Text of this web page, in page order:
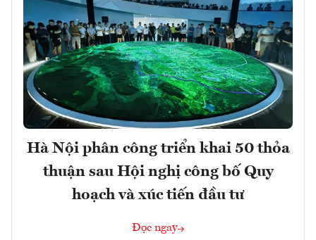
Hà Nội phân công triển khai 50 thỏa
thuận sau Hội nghị công bố Quy
hoạch và xúc tiến đầu tư
Đọc ngay